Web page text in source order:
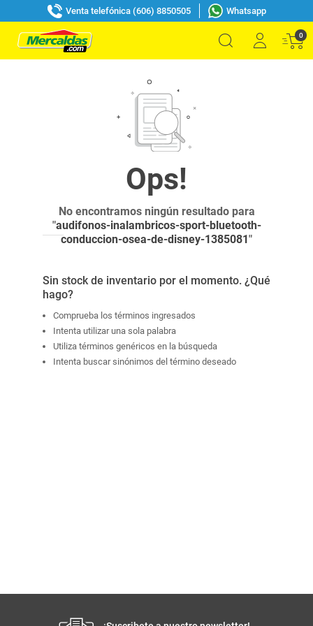
Venta telefónica (606) 8850505 Whatsapp
0
No encontramos ningún resultado para
"audifonos-inalambricos-sport-bluetooth-
conduccion-osea-de-disney-1385081"
Sin stock de inventario por el momento. ¿Qué
hago?
Comprueba los términos ingresados
Intenta utilizar una sola palabra
Utiliza términos genéricos en la búsqueda
Intenta buscar sinónimos del término deseado